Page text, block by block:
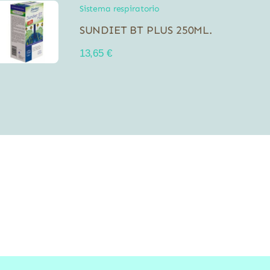
Sistema respiratorio
SUNDIET BT PLUS 250ML.
13,65 €